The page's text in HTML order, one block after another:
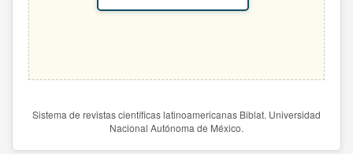
Sistema de revistas científicas latinoamericanas Biblat. Universidad
Nacional Autónoma de México.